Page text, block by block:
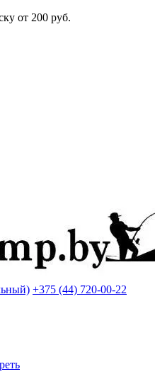
от 200 руб.
+375 (44) 720-00-22